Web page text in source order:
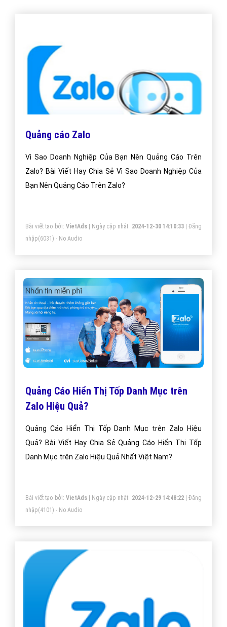
Quảng cáo Zalo
Vì Sao Doanh Nghiệp Của Bạn Nên Quảng Cáo Trên
Zalo? Bài Viết Hay Chia Sẻ Vì Sao Doanh Nghiệp Của
Bạn Nên Quảng Cáo Trên Zalo?
Bài viết tạo bởi: VietAds| Ngày cập nhật: 2024-12-30 14:10:33|Đăng
nhập(6031) - No Audio
Quảng Cáo Hiển Thị Tốp Danh Mục trên
Zalo Hiệu Quả?
Quảng Cáo Hiển Thị Tốp Danh Mục trên Zalo Hiệu
Quả? Bài Viết Hay Chia Sẻ Quảng Cáo Hiển Thị Tốp
Danh Mục trên Zalo Hiệu Quả Nhất Việt Nam?
Bài viết tạo bởi: VietAds| Ngày cập nhật: 2024-12-29 14:48:22|Đăng
nhập(4101) - No Audio